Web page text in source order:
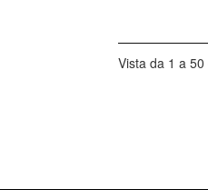
Vista da 1 a